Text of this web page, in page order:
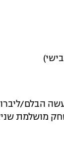
הבלם/
מושלמת